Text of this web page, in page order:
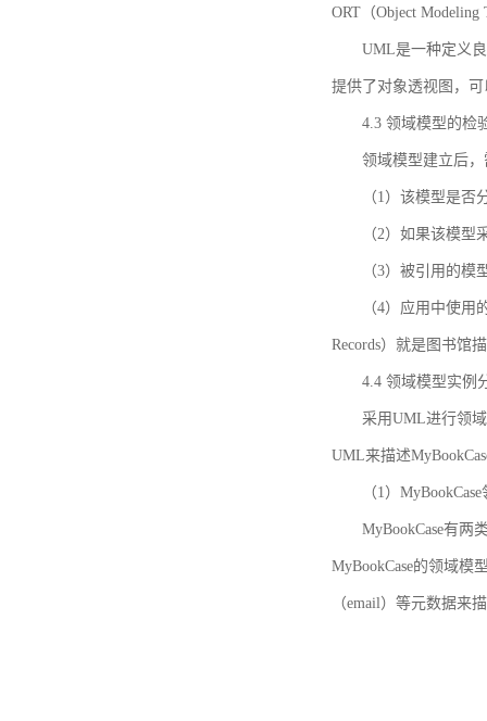
ORT（Object
UML是一种定义
提供了对象透视图，
4.3 领域模型的检
领域模型建立后
（1）该模型是
（2）如果该模
（3）被引用的模
（4）应用中使用
Records）就是图书馆
4.4 领域模型实例
采用UML进行领
UML来描述
（1）
MyBookCase有两
MyBookCase的领域模
（email）等元数据来